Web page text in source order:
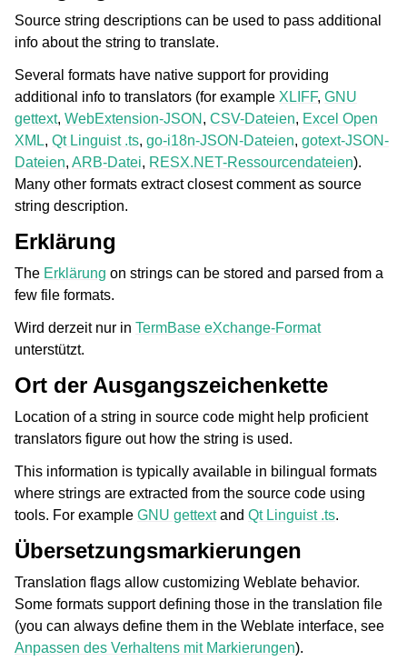
Source string descriptions can be used to pass additional
info about the string to translate.
Several formats have native support for providing
additional info to translators (for example XLIFF, GNU
gettext, WebExtension-JSON , CSV-Dateien, Excel Open
XML, Qt Linguist .ts, go-i18n-JSON-Dateien, gotext-JSON-
Dateien, ARB-Datei, RESX.NET-Ressourcendateien).
Many other formats extract closest comment as source
string description.
Erklärung
The Erklärung on strings can be stored and parsed from a
few file formats.
Wird derzeit nur in TermBase eXchange-Format
unterstützt.
Ort der Ausgangszeichenkette
Location of a string in source code might help proficient
translators figure out how the string is used.
This information is typically available in bilingual formats
where strings are extracted from the source code using
tools. For example GNU gettextand Qt Linguist .ts.
Übersetzungsmarkierungen
Translation flags allow customizing Weblate behavior.
Some formats support defining those in the translation file
(you can always define them in the Weblate interface, see
Anpassen des Verhaltens mit Markierungen).